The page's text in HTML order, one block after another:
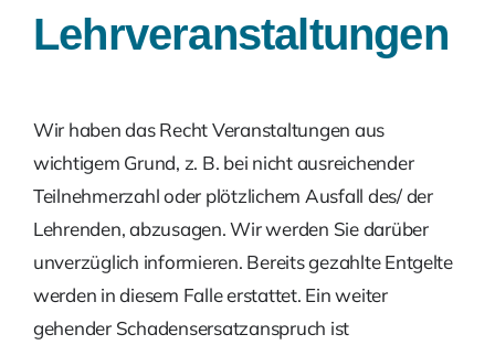
Lehrveranstaltungen
Wir haben das Recht Veranstaltungen aus
wichtigem Grund, z. B. bei nicht ausreichender
Teilnehmerzahl oder plötzlichem Ausfall des/ der
Lehrenden, abzusagen. Wir werden Sie darüber
unverzüglich informieren. Bereits gezahlte Entgelte
werden in diesem Falle erstattet. Ein weiter
gehender Schadensersatzanspruch ist